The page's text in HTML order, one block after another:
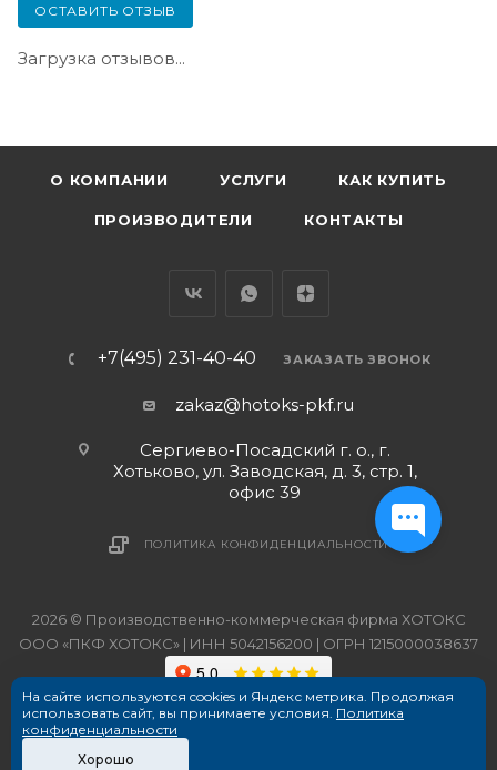
ОСТАВИТЬ ОТЗЫВ
Загрузка отзывов...
О КОМПАНИИ УСЛУГИ КАК КУПИТЬ
ПРОИЗВОДИТЕЛИ КОНТАКТЫ
+7(495) 231-40-40 ЗАКАЗАТЬ ЗВОНОК
zakaz@hotoks-pkf.ru
Сергиево-Посадский г. о., г.
Хотьково, ул. Заводская, д. 3, стр. 1,
офис 39
ПОЛИТИКА КОНФИДЕНЦИАЛЬНОСТИ
2026 © Производственно-коммерческая фирма ХОТОКС
ООО «ПКФ ХОТОКС» | ИНН 5042156200 | ОГРН 1215000038637
На сайте используются cookies и Яндекс метрика. Продолжая
использовать сайт, вы принимаете условия. Политика
конфиденциальности
Хорошо